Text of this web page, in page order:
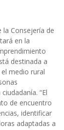
Consejería de
en la
destinada a
medio rural
“El
de encuentro
identificar
adaptadas a